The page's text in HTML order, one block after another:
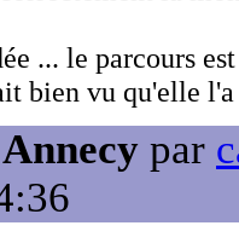
... le parcours
bien vu qu'elle
par